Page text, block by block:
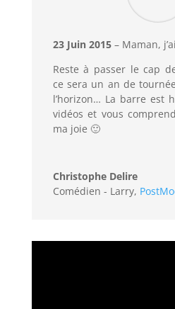
23 Juin 2015 – Maman,
Reste à passer le cap
ce sera un an de
l’horizon… La barre est
vidéos et vous
ma joie 🙂
Christophe Delire
Comédien - Larry,